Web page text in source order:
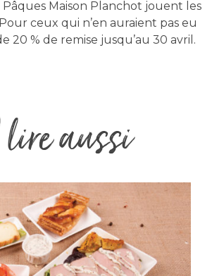
Pâques Maison Planchot jouent les
ceux qui n’en auraient pas eu
20 % de remise jusqu’au 30 avril.
aussi